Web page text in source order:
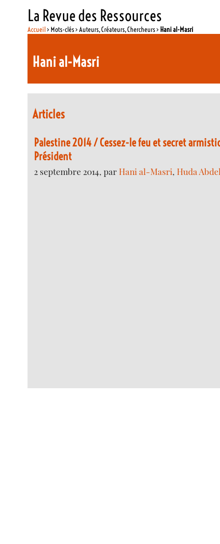
La Revue des Ressources
Accueil> Mots-clés > Auteurs, Créateurs, Chercheurs > Hani al-Masri
Hani al-Masri
Articles
Palestine 2014 / Cessez-le feu et secret
Président
2 septembre 2014, parHani al-Masri,Huda